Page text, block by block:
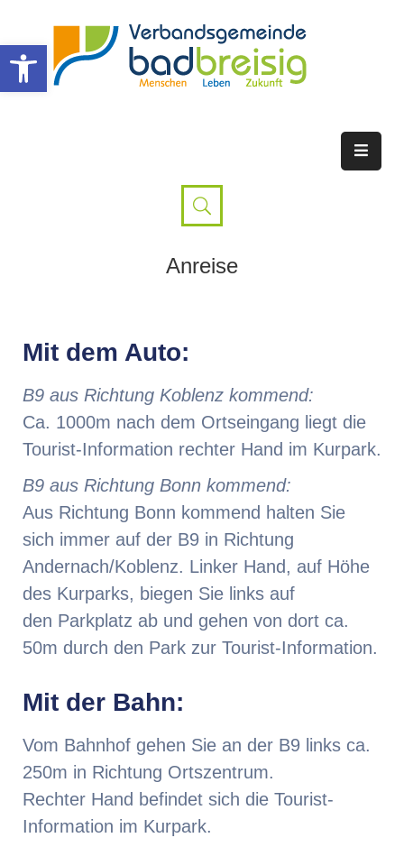
Werkzeugleiste öffnen
Anreise
Mit dem Auto:
B9 aus Richtung Koblenz kommend:
Ca. 1000m nach dem Ortseingang liegt die
Tourist-Information rechter Hand im Kurpark.
B9 aus Richtung Bonn kommend:
Aus Richtung Bonn kommend halten Sie
sich immer auf der B9 in Richtung
Andernach/Koblenz. Linker Hand, auf Höhe
des Kurparks, biegen Sie links auf
den Parkplatz ab und gehen von dort ca.
50m durch den Park zur Tourist-Information.
Mit der Bahn:
Vom Bahnhof gehen Sie an der B9 links ca.
250m in Richtung Ortszentrum.
Rechter Hand befindet sich die Tourist-
Information im Kurpark.